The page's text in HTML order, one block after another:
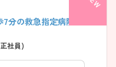
る安心の医療体制
な役割を担っていま
数受け入れ ・循環器・脳神
療まで院内で完結できる環
す
馴染みやすい教育環
分の救急指定病院で
社員)